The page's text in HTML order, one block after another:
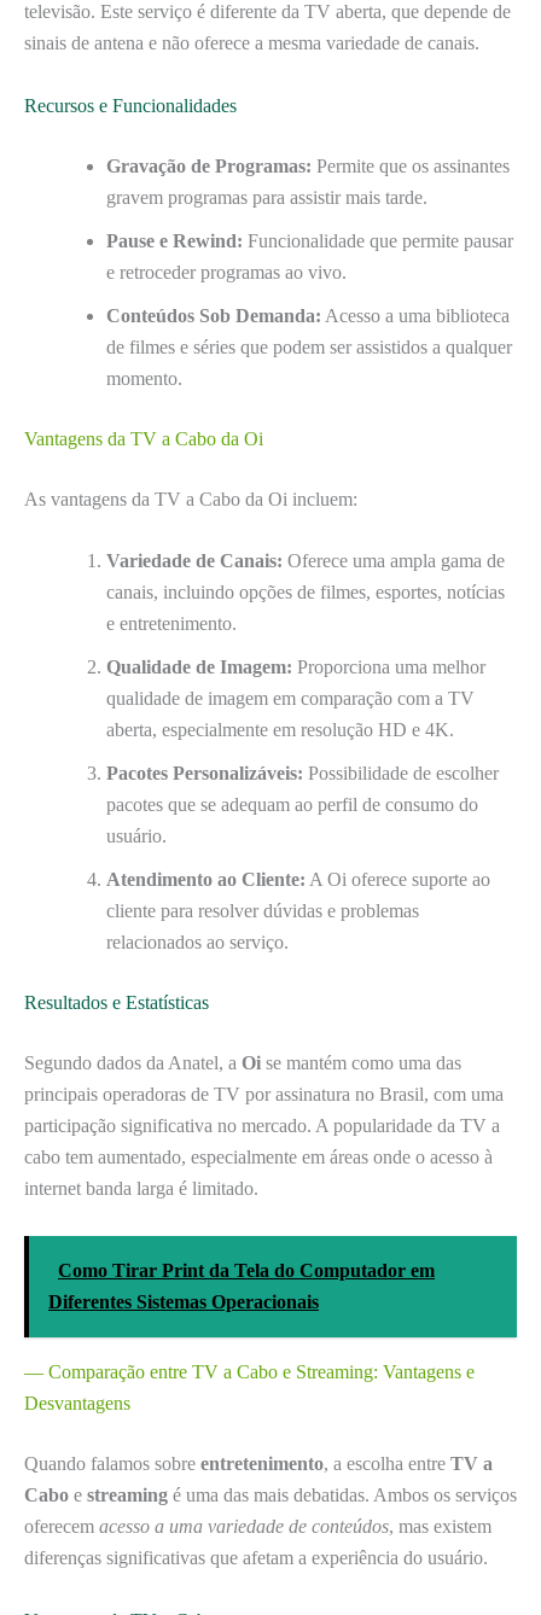
televisão. Este serviço é diferente da TV aberta, que depende de
sinais de antena e não oferece a mesma variedade de canais.
Recursos e Funcionalidades
Gravação de Programas: Permite que os assinantes
gravem programas para assistir mais tarde.
Pause e Rewind: Funcionalidade que permite pausar
e retroceder programas ao vivo.
Conteúdos Sob Demanda: Acesso a uma biblioteca
de filmes e séries que podem ser assistidos a qualquer
momento.
Vantagens da TV a Cabo da Oi
As vantagens da TV a Cabo da Oi incluem:
Variedade de Canais: Oferece uma ampla gama de
canais, incluindo opções de filmes, esportes, notícias
e entretenimento.
Qualidade de Imagem: Proporciona uma melhor
qualidade de imagem em comparação com a TV
aberta, especialmente em resolução HD e 4K.
Pacotes Personalizáveis: Possibilidade de escolher
pacotes que se adequam ao perfil de consumo do
usuário.
Atendimento ao Cliente: A Oi oferece suporte ao
cliente para resolver dúvidas e problemas
relacionados ao serviço.
Resultados e Estatísticas
Segundo dados da Anatel, a Oi se mantém como uma das
principais operadoras de TV por assinatura no Brasil, com uma
participação significativa no mercado. A popularidade da TV a
cabo tem aumentado, especialmente em áreas onde o acesso à
internet banda larga é limitado.
Como Tirar Print da Tela do Computador em
Diferentes Sistemas Operacionais
— Comparação entre TV a Cabo e Streaming: Vantagens e
Desvantagens
Quando falamos sobre entretenimento, a escolha entre TV a
Cabo e streaming é uma das mais debatidas. Ambos os serviços
oferecem acesso a uma variedade de conteúdos, mas existem
diferenças significativas que afetam a experiência do usuário.